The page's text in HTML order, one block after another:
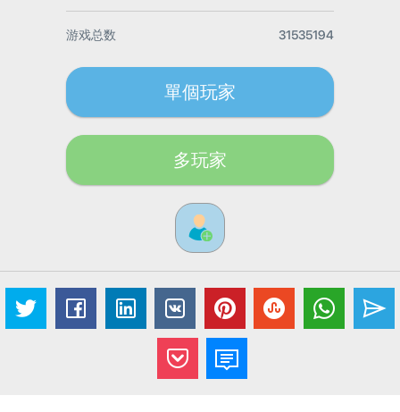
游戏总数 31535194
單個玩家
多玩家